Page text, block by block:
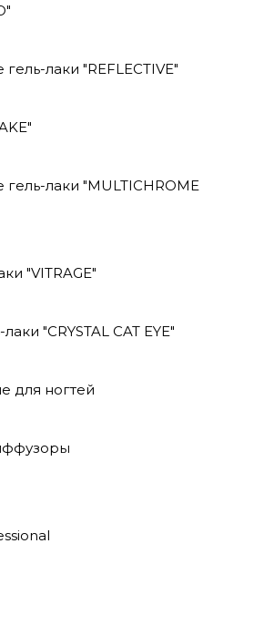
лаки "REFLECTIVE"
лаки "MULTICHROME
"VITRAGE"
"CRYSTAL CAT EYE"
для ногтей